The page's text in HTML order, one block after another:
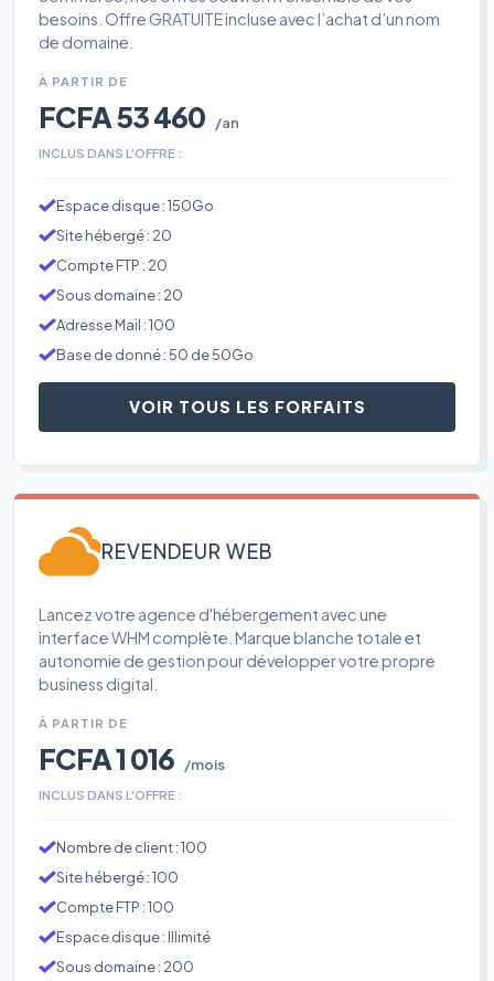
besoins. Offre GRATUITE incluse avec l’achat d’un nom
de domaine.
À PARTIR DE
FCFA 53 460 /an
INCLUS DANS L'OFFRE :
Espace disque : 150Go
Site hébergé : 20
Compte FTP : 20
Sous domaine : 20
Adresse Mail : 100
Base de donné : 50 de 50Go
VOIR TOUS LES FORFAITS
REVENDEUR WEB
Lancez votre agence d'hébergement avec une
interface WHM complète. Marque blanche totale et
autonomie de gestion pour développer votre propre
business digital.
À PARTIR DE
FCFA 1 016 /mois
INCLUS DANS L'OFFRE :
Nombre de client : 100
Site hébergé : 100
Compte FTP : 100
Espace disque : Illimité
Sous domaine : 200